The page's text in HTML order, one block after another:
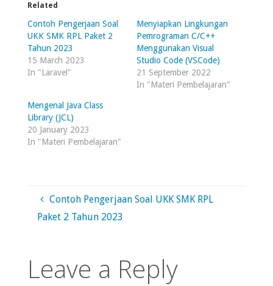
Related
Contoh Pengerjaan Soal
UKK SMK RPL Paket 2
Tahun 2023
15 March 2023
In "Laravel"
Menyiapkan Lingkungan
Pemrograman C/C++
Menggunakan Visual
Studio Code (VSCode)
21 September 2022
In "Materi Pembelajaran"
Mengenal Java Class
Library (JCL)
20 January 2023
In "Materi Pembelajaran"
Contoh Pengerjaan Soal UKK SMK RPL
Paket 2 Tahun 2023
Leave a Reply